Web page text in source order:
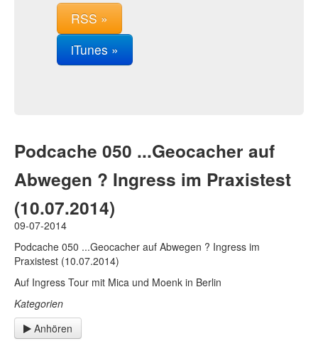
RSS »
iTunes »
Podcache 050 ...Geocacher auf
Abwegen ? Ingress im Praxistest
(10.07.2014)
09-07-2014
Podcache 050 ...Geocacher auf Abwegen ? Ingress im
Praxistest (10.07.2014)
Auf Ingress Tour mit Mica und Moenk in Berlin
Kategorien
Anhören